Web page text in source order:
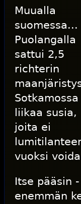
Muualla
suomessa...
Puolangalla
sattui 2,5
richterin
Sotkamossa
liikaa susia,
joita ei
vuoksi
Itse pääsin
enemmän